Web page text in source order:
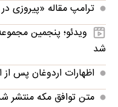
ترامپ مقاله «پیروزی
ویدئو؛ پنجمین
شد
اظهارات اردوغان پس
متن توافق مکه منتشر